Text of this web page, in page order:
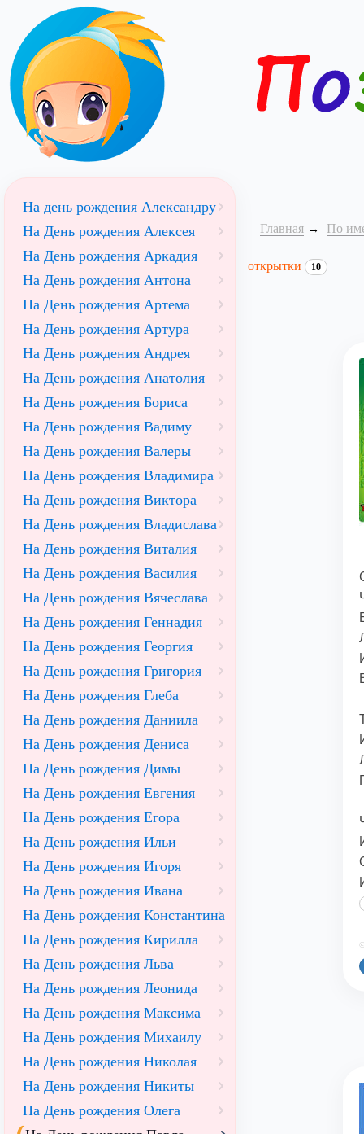
Главная По
открытки 10
На день рождения Александру
На День рождения Алексея
На День рождения Аркадия
На День рождения Антона
На День рождения Артема
На День рождения Артура
На День рождения Андрея
На День рождения Анатолия
На День рождения Бориса
На День рождения Вадиму
На День рождения Валеры
На День рождения Владимира
На День рождения Виктора
На День рождения Владислава
На День рождения Виталия
На День рождения Василия
На День рождения Вячеслава
На День рождения Геннадия
На День рождения Георгия
На День рождения Григория
На День рождения Глеба
На День рождения Даниила
На День рождения Дениса
На День рождения Димы
На День рождения Евгения
На День рождения Егора
На День рождения Ильи
На День рождения Игоря
На День рождения Ивана
На День рождения Константина
На День рождения Кирилла
На День рождения Льва
На День рождения Леонида
На День рождения Максима
На День рождения Михаилу
На День рождения Николая
На День рождения Никиты
На День рождения Олега